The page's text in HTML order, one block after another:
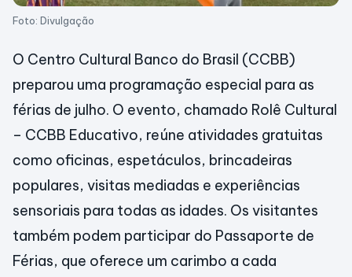
Foto: Divulgação
O Centro Cultural Banco do Brasil (CCBB)
preparou uma programação especial para as
férias de julho. O evento, chamado Rolê Cultural
– CCBB Educativo, reúne atividades gratuitas
como oficinas, espetáculos, brincadeiras
populares, visitas mediadas e experiências
sensoriais para todas as idades. Os visitantes
também podem participar do Passaporte de
Férias, que oferece um carimbo a cada